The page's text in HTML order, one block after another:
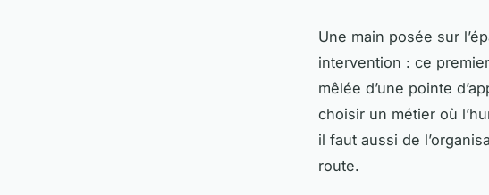
Une main posée sur
intervention : ce
mêlée d’une pointe
choisir un métier où
il faut aussi de
route.